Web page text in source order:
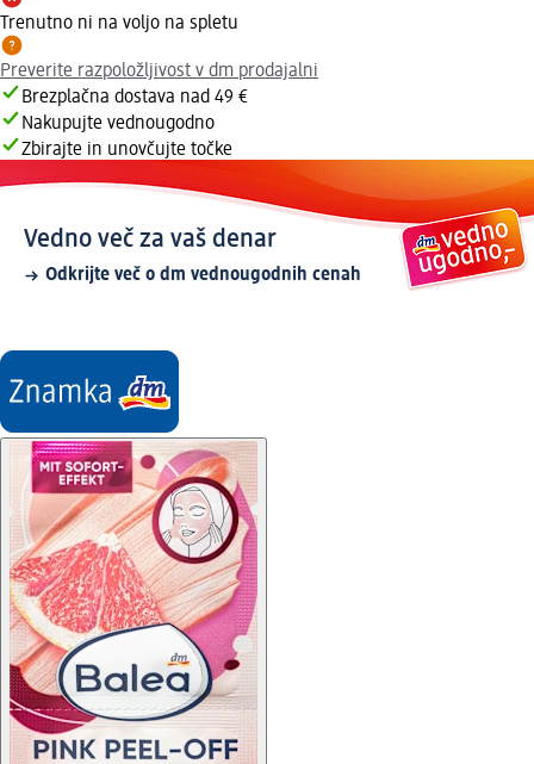
Trenutno ni na voljo na spletu
Preverite razpoložljivost v dm prodajalni
Brezplačna dostava nad 49 €
Nakupujte vednougodno
Zbirajte in unovčujte točke
Vedno več za vaš denar
Odkrijte več o dm vednougodnih cenah